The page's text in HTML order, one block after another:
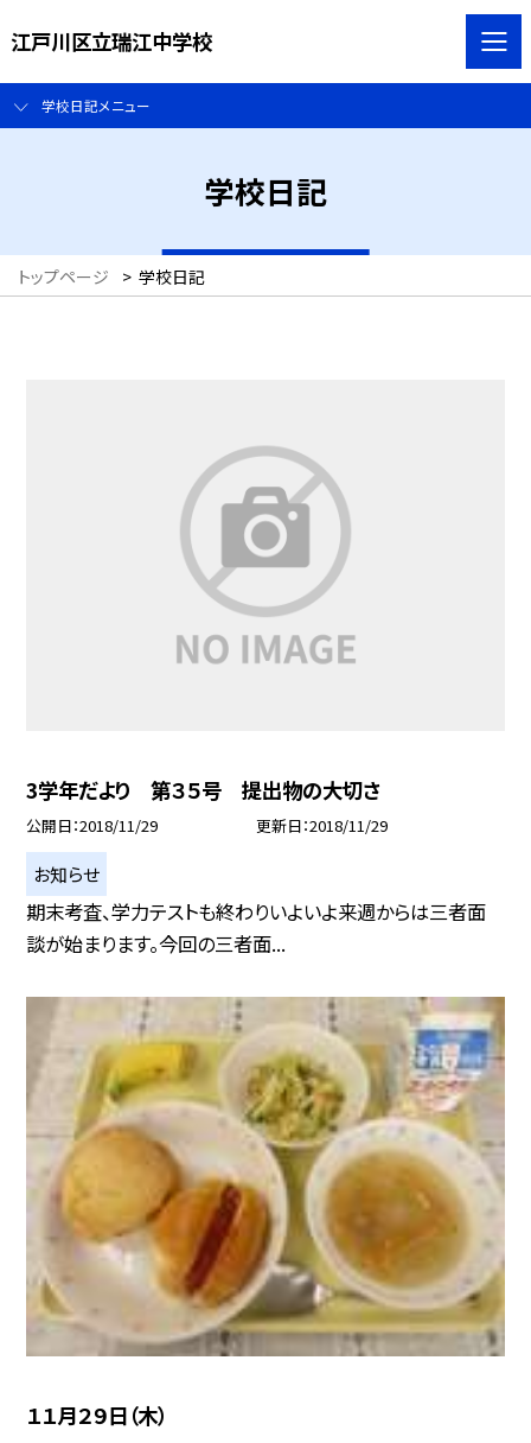
江戸川区立瑞江中学校
学校日記メニュー
学校日記
トップページ > 学校日記
3学年だより 第３５号 提出物の大切さ
公開日 2018/11/29 更新日 2018/11/29
お知らせ
期末考査、学力テストも終わりいよいよ来週からは三者面
談が始まります。今回の三者面...
１１月２９日（木）